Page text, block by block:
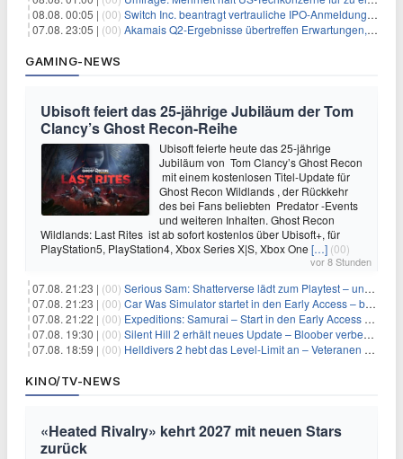
08.08. 00:05 | (00) Switch Inc. beantragt vertrauliche IPO-Anmeldung im Zuge des AI-Booms
07.08. 23:05 | (00) Akamais Q2-Ergebnisse übertreffen Erwartungen, doch Aktien fallen: Ein tieferer Blick
GAMING-NEWS
Ubisoft feiert das 25-jährige Jubiläum der Tom
Clancy’s Ghost Recon-Reihe
Ubisoft feierte heute das 25-jährige
Jubiläum von Tom Clancy’s Ghost Recon
mit einem kostenlosen Titel-Update für
Ghost Recon Wildlands , der Rückkehr
des bei Fans beliebten Predator -Events
und weiteren Inhalten. Ghost Recon
Wildlands: Last Rites ist ab sofort kostenlos über Ubisoft+, für
PlayStation5, PlayStation4, Xbox Series X|S, Xbox One […] (00)
vor 8 Stunden
07.08. 21:23 | (00) Serious Sam: Shatterverse lädt zum Playtest – und erscheint schon bald!
07.08. 21:23 | (00) Car Was Simulator startet in den Early Access – bald gehts los!
07.08. 21:22 | (00) Expeditions: Samurai – Start in den Early Access ab heute im feudalen Japan
07.08. 19:30 | (00) Silent Hill 2 erhält neues Update – Bloober verbessert Grafik und Performance
07.08. 18:59 | (00) Helldivers 2 hebt das Level-Limit an – Veteranen können endlich weiter aufsteigen
KINO/TV-NEWS
«Heated Rivalry» kehrt 2027 mit neuen Stars
zurück